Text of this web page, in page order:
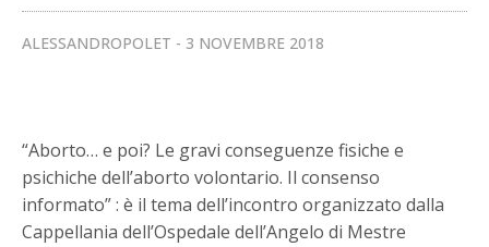
ALESSANDROPOLET 3 NOVEMBRE 2018
“Aborto… e poi? Le gravi conseguenze fisiche e
psichiche dell’aborto volontario. Il consenso
informato” : è il tema dell’incontro organizzato dalla
Cappellania dell’Ospedale dell’Angelo di Mestre